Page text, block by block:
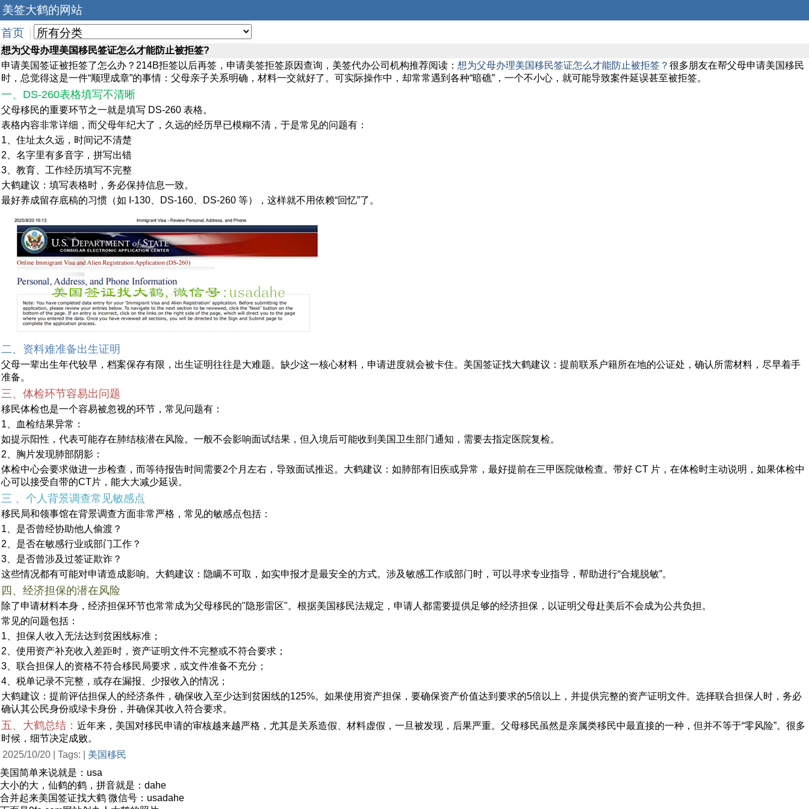
美签大鹤的网站
首页
想为父母办理美国移民签证怎么才能防止被拒签?
申请美国签证被拒签了怎么办？214B拒签以后再签，申请美签拒签原因查询，美签代办公司机构推荐阅读： 想为父母办理美国移民签证怎么才能防止被拒签？ 很多朋友在帮父母申请美国移民
时，总觉得这是一件“顺理成章”的事情：父母亲子关系明确，材料一交就好了。可实际操作中，却常常遇到各种“暗礁”，一个不小心，就可能导致案件延误甚至被拒签。
一、DS-260表格填写不清晰
父母移民的重要环节之一就是填写 DS-260 表格。
表格内容非常详细，而父母年纪大了，久远的经历早已模糊不清，于是常见的问题有：
1、住址太久远，时间记不清楚
2、名字里有多音字，拼写出错
3、教育、工作经历填写不完整
大鹤建议：填写表格时，务必保持信息一致。
最好养成留存底稿的习惯（如 I-130、DS-160、DS-260 等），这样就不用依赖“回忆”了。
二、资料难准备出生证明
父母一辈出生年代较早，档案保存有限，出生证明往往是大难题。缺少这一核心材料，申请进度就会被卡住。美国签证找大鹤建议：提前联系户籍所在地的公证处，确认所需材料，尽早着手
准备。
三、体检环节容易出问题
移民体检也是一个容易被忽视的环节，常见问题有：
1、血检结果异常：
如提示阳性，代表可能存在肺结核潜在风险。一般不会影响面试结果，但入境后可能收到美国卫生部门通知，需要去指定医院复检。
2、胸片发现肺部阴影：
体检中心会要求做进一步检查，而等待报告时间需要2个月左右，导致面试推迟。大鹤建议：如肺部有旧疾或异常，最好提前在三甲医院做检查。带好 CT 片，在体检时主动说明，如果体检中
心可以接受自带的CT片，能大大减少延误。
三 、个人背景调查常见敏感点
移民局和领事馆在背景调查方面非常严格，常见的敏感点包括：
1、是否曾经协助他人偷渡？
2、是否在敏感行业或部门工作？
3、是否曾涉及过签证欺诈？
这些情况都有可能对申请造成影响。大鹤建议：隐瞒不可取，如实申报才是最安全的方式。涉及敏感工作或部门时，可以寻求专业指导，帮助进行“合规脱敏”。
四、经济担保的潜在风险
除了申请材料本身，经济担保环节也常常成为父母移民的"隐形雷区"。根据美国移民法规定，申请人都需要提供足够的经济担保，以证明父母赴美后不会成为公共负担。
常见的问题包括：
1、担保人收入无法达到贫困线标准；
2、使用资产补充收入差距时，资产证明文件不完整或不符合要求；
3、联合担保人的资格不符合移民局要求，或文件准备不充分；
4、税单记录不完整，或存在漏报、少报收入的情况；
大鹤建议：提前评估担保人的经济条件，确保收入至少达到贫困线的125%。如果使用资产担保，要确保资产价值达到要求的5倍以上，并提供完整的资产证明文件。选择联合担保人时，务必
确认其公民身份或绿卡身份，并确保其收入符合要求。
五、大鹤总结： 近年来，美国对移民申请的审核越来越严格，尤其是关系造假、材料虚假，一旦被发现，后果严重。父母移民虽然是亲属类移民中最直接的一种，但并不等于“零风险”。很多
时候，细节决定成败。
2025/10/20 | Tags: | 美国移民
美国简单来说就是：usa
大小的大，仙鹤的鹤，拼音就是：dahe
合并起来美国签证找大鹤 微信号：usadahe